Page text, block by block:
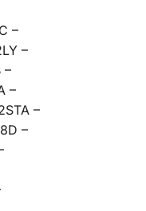
–
–
–
–
–
–